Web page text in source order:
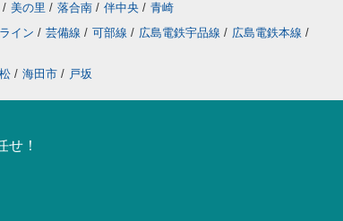
/ 美の里 / 落合南 / 伴中央 / 青崎
イン / 芸備線 / 可部線 / 広島電鉄宇品線 / 広島電鉄本線 /
/ 海田市 / 戸坂
せ！